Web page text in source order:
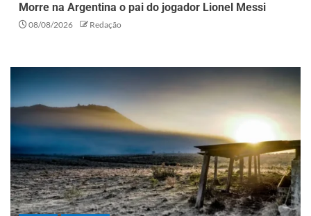
Morre na Argentina o pai do jogador Lionel Messi
08/08/2026 Redação